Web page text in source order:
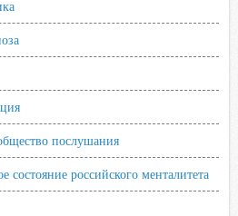
послушания
состояние российского менталитета